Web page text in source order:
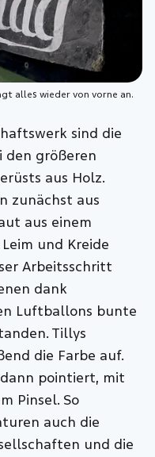
alles wieder von vorne an.
sind die
den größeren
aus Holz.
zunächst aus
aus einem
Leim und Kreide
Arbeitsschritt
dank
Luftballons bunte
Tillys
die Farbe auf.
pointiert, mit
Pinsel. So
auch die
und die